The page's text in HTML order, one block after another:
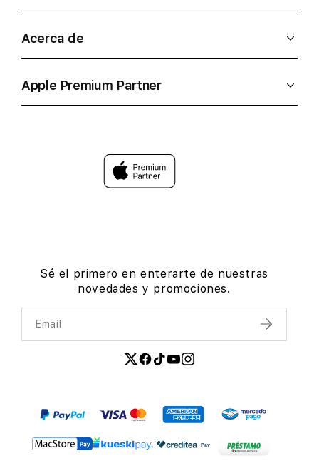
Acerca de
Apple Premium Partner
Sé el primero en enterarte de nuestras
novedades y promociones.
Email